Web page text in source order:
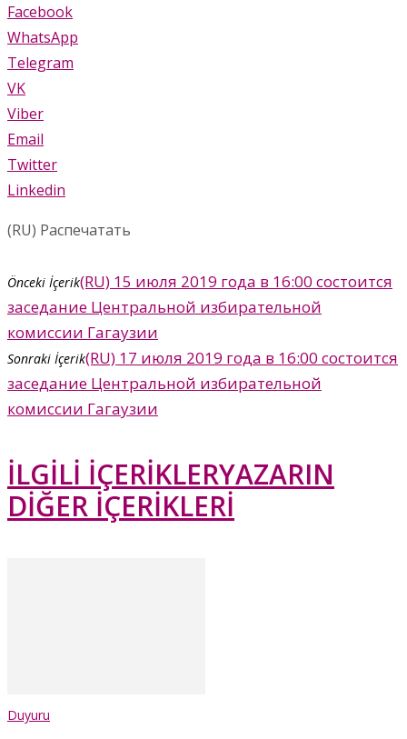
Facebook
WhatsApp
Telegram
VK
Viber
Email
Twitter
Linkedin
(RU) Распечатать
Önceki İçerik(RU) 15 июля 2019 года в 16:00 состоится
заседание Центральной избирательной
комиссии Гагаузии
Sonraki İçerik(RU) 17 июля 2019 года в 16:00 состоится
заседание Центральной избирательной
комиссии Гагаузии
İLGİLİ İÇERİKLERYAZARIN
DİĞER İÇERİKLERİ
Duyuru